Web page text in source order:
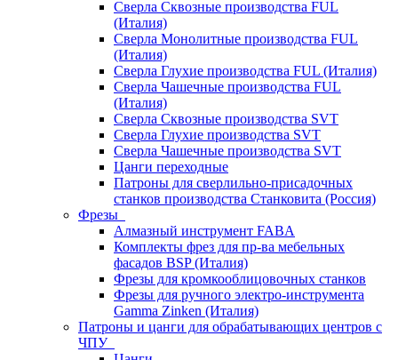
Сверла Сквозные производства FUL
(Италия)
Сверла Монолитные производства FUL
(Италия)
Сверла Глухие производства FUL (Италия)
Сверла Чашечные производства FUL
(Италия)
Сверла Сквозные производства SVT
Сверла Глухие производства SVT
Сверла Чашечные производства SVT
Цанги переходные
Патроны для сверлильно-присадочных
станков производства Станковита (Россия)
Фрезы
Алмазный инструмент FABA
Комплекты фрез для пр-ва мебельных
фасадов BSP (Италия)
Фрезы для кромкооблицовочных станков
Фрезы для ручного электро-инструмента
Gamma Zinken (Италия)
Патроны и цанги для обрабатывающих центров с
ЧПУ